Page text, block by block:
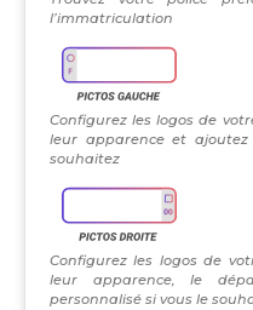
l’immatriculation
Configurez les logos de
leur apparence et
souhaitez
Configurez les logos de
leur apparence, le
personnalisé si vous le